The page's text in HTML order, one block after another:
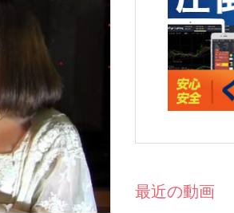
最近の動画